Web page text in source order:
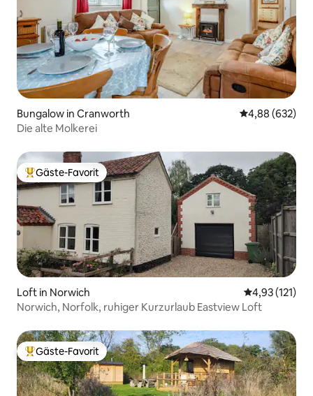
Bungalow in Cranworth
4,88 (632)
Die alte Molkerei
Beliebter Gäste-Favorit.
Gäste-Favorit
Loft in Norwich
4,93 (121)
Norwich, Norfolk, ruhiger Kurzurlaub Eastview Loft
Beliebter Gäste-Favorit.
Gäste-Favorit